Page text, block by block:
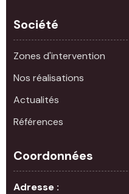
Société
Zones d'intervention
Nos réalisations
Actualités
Références
Coordonnées
Adresse :